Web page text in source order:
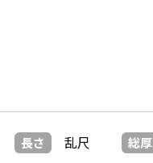
長さ 乱尺 総厚